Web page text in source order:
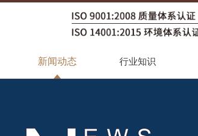
新闻动态 行业知识